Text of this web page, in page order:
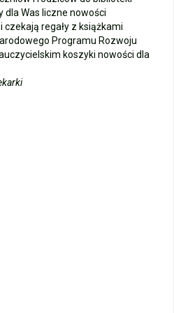
– autobusy szkolne
do Zieleniewa i Kołobrzegu
zamek „
i Malborka 🏰🌊
dla Was liczne nowości
czekają regały z książkami
Programu Rozwoju
koszyki nowości dla